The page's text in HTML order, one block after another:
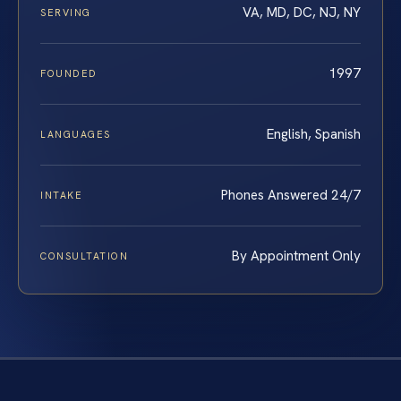
SERVING VA, MD, DC, NJ, NY
FOUNDED 1997
LANGUAGES English, Spanish
INTAKE Phones Answered 24/7
CONSULTATION By Appointment Only